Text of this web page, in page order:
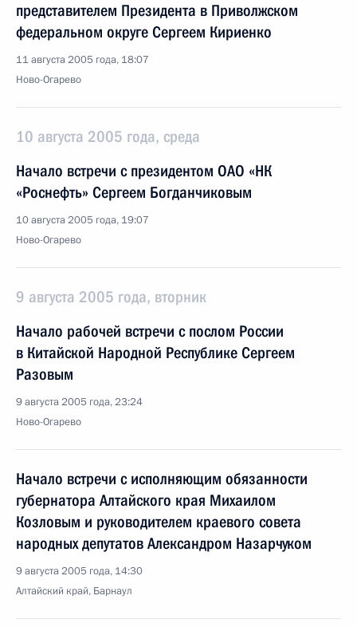
представителем Президента в Приволжском
федеральном округе Сергеем Кириенко
11 августа 2005 года, 18:07
Ново-Огарево
10 августа 2005 года, среда
Начало встречи с президентом ОАО «НК
«Роснефть» Сергеем Богданчиковым
10 августа 2005 года, 19:07
Ново-Огарево
9 августа 2005 года, вторник
Начало рабочей встречи с послом России
в Китайской Народной Республике Сергеем
Разовым
9 августа 2005 года, 23:24
Ново-Огарево
Начало встречи с исполняющим обязанности
губернатора Алтайского края Михаилом
Козловым и руководителем краевого совета
народных депутатов Александром Назарчуком
9 августа 2005 года, 14:30
Алтайский край, Барнаул